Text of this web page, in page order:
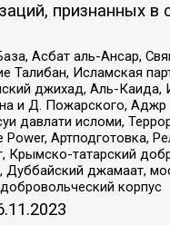
признанных в
Асбат аль-Ансар,
Исламская
джихад, Аль-Каида,
и Д. Пожарского, Аджр
давлати исломи,
Артподготовка,
Крымско-татарский
джамаат,
корпус